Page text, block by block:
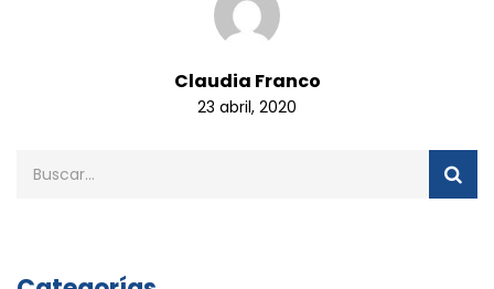
Claudia Franco
23 abril, 2020